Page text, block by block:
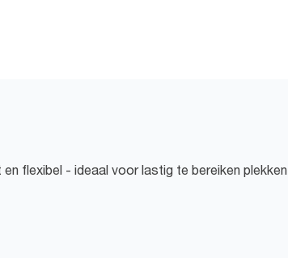
en flexibel - ideaal voor lastig te bereiken plekken